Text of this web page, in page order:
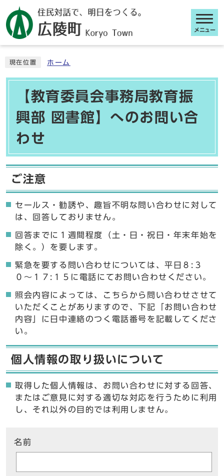
メニュー
現在位置 ホーム
【教育委員会事務局教育振
興部 図書館】へのお問い合
わせ
ご注意
セールス・勧誘や、趣旨不明な問い合わせに対して
は、回答しておりません。
回答までに１週間程度（土・日・祝日・年末年始を
除く。）を要します。
緊急を要する問い合わせについては、平日８:３
０〜１７:１５に電話にてお問い合わせください。
照会内容によっては、こちらから問い合わせさせて
いただくことがありますので、下記「お問い合わせ
内容」に日中連絡のつく電話番号を記載してくださ
い。
個人情報の取り扱いについて
取得した個人情報は、お問い合わせに対する回答、
またはご意見に対する適切な対応を行うために利用
し、それ以外の目的では利用しません。
名前